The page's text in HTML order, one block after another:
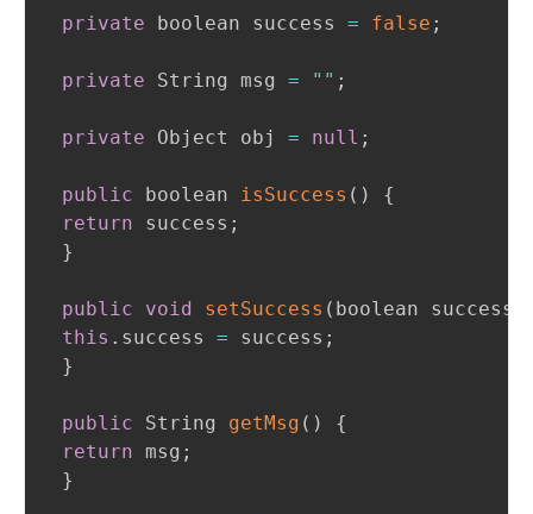
private boolean success = false ;
private String msg = "" ;
private Object obj = null ;
public boolean isSuccess ( )
{
return success ;
}
public void setSuccess ( boolean success
this . success = success ;
}
public String getMsg ( )
{
return msg ;
}